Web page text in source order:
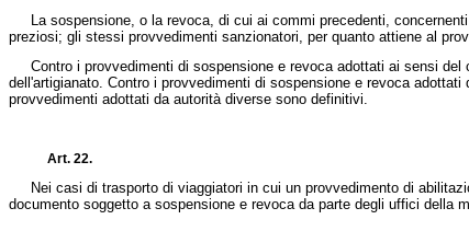
La sospensione, o la revoca, di cui ai commi precedenti,
preziosi; gli stessi provvedimenti sanzionatori, per quanto attiene al
Contro i provvedimenti di sospensione e revoca adottati ai sensi del
dell'artigianato. Contro i provvedimenti di sospensione e revoca
provvedimenti adottati da autorità diverse sono definitivi.
Art. 22.
Nei casi di trasporto di viaggiatori in cui un provvedimento di
documento soggetto a sospensione e revoca da parte degli uffici